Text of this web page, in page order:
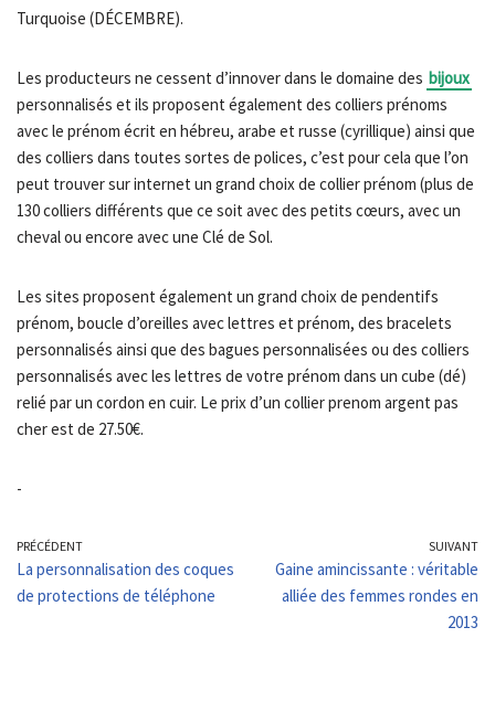
Turquoise (DÉCEMBRE).
Les producteurs ne cessent d’innover dans le domaine des bijoux
personnalisés et ils proposent également des colliers prénoms
avec le prénom écrit en hébreu, arabe et russe (cyrillique) ainsi que
des colliers dans toutes sortes de polices, c’est pour cela que l’on
peut trouver sur internet un grand choix de collier prénom (plus de
130 colliers différents que ce soit avec des petits cœurs, avec un
cheval ou encore avec une Clé de Sol.
Les sites proposent également un grand choix de pendentifs
prénom, boucle d’oreilles avec lettres et prénom, des bracelets
personnalisés ainsi que des bagues personnalisées ou des colliers
personnalisés avec les lettres de votre prénom dans un cube (dé)
relié par un cordon en cuir. Le prix d’un collier prenom argent pas
cher est de 27.50€.
-
PRÉCÉDENT
La personnalisation des coques
de protections de téléphone
SUIVANT
Gaine amincissante : véritable
alliée des femmes rondes en
2013